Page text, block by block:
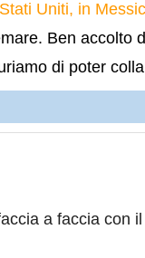
Stati Uniti, in
Ben accolto
di poter
a faccia con